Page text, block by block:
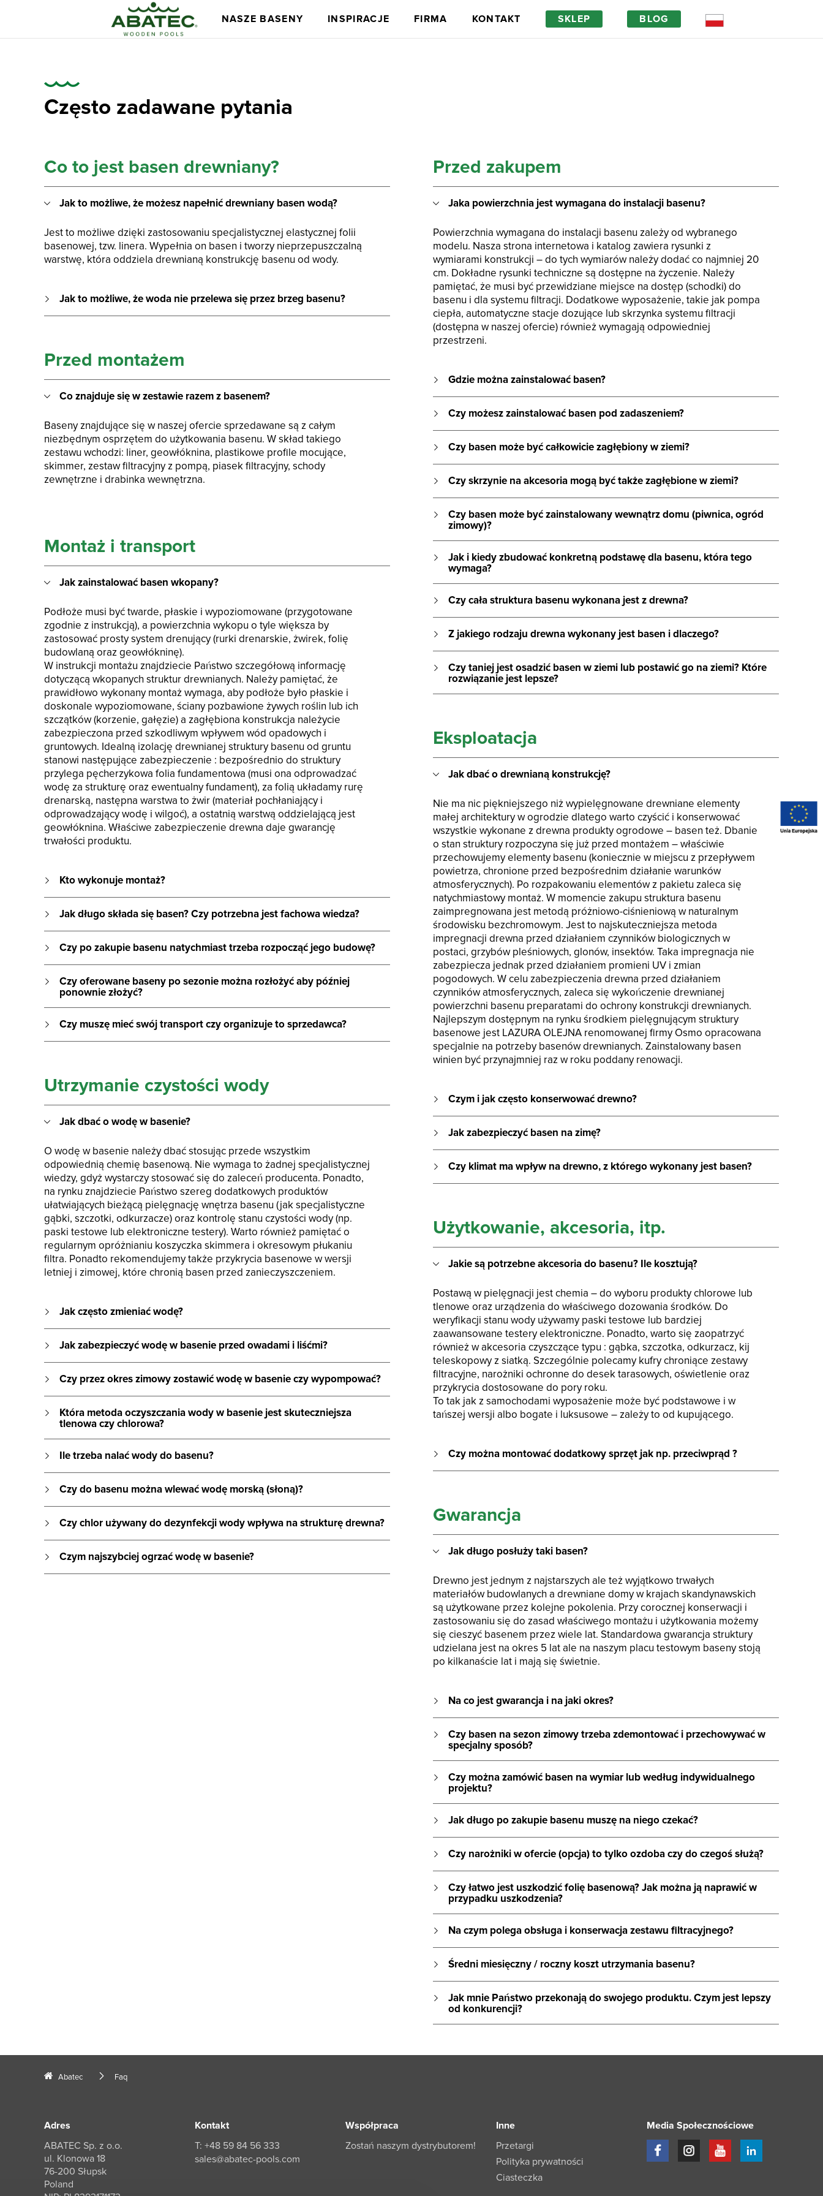
NASZE BASENY INSPIRACJE FIRMA KONTAKT SKLEP BLOG
Często zadawane pytania
Co to jest basen drewniany?
Jak to możliwe, że możesz napełnić drewniany basen wodą?
Jest to możliwe dzięki zastosowaniu specjalistycznej elastycznej folii
basenowej, tzw. linera. Wypełnia on basen i tworzy nieprzepuszczalną
warstwę, która oddziela drewnianą konstrukcję basenu od wody.
Jak to możliwe, że woda nie przelewa się przez brzeg basenu?
Przed montażem
Co znajduje się w zestawie razem z basenem?
Baseny znajdujące się w naszej ofercie sprzedawane są z całym
niezbędnym osprzętem do użytkowania basenu. W skład takiego
zestawu wchodzi: liner, geowłóknina, plastikowe profile mocujące,
skimmer, zestaw filtracyjny z pompą, piasek filtracyjny, schody
zewnętrzne i drabinka wewnętrzna.
Montaż i transport
Jak zainstalować basen wkopany?
Podłoże musi być twarde, płaskie i wypoziomowane (przygotowane
zgodnie z instrukcją), a powierzchnia wykopu o tyle większa by
zastosować prosty system drenujący (rurki drenarskie, żwirek, folię
budowlaną oraz geowłókninę).
W instrukcji montażu znajdziecie Państwo szczegółową informację
dotyczącą wkopanych struktur drewnianych. Należy pamiętać, że
prawidłowo wykonany montaż wymaga, aby podłoże było płaskie i
doskonale wypoziomowane, ściany pozbawione żywych roślin lub ich
szczątków (korzenie, gałęzie) a zagłębiona konstrukcja należycie
zabezpieczona przed szkodliwym wpływem wód opadowych i
gruntowych. Idealną izolację drewnianej struktury basenu od gruntu
stanowi następujące zabezpieczenie : bezpośrednio do struktury
przylega pęcherzykowa folia fundamentowa (musi ona odprowadzać
wodę za strukturę oraz ewentualny fundament), za folią układamy rurę
drenarską, następna warstwa to żwir (materiał pochłaniający i
odprowadzający wodę i wilgoć), a ostatnią warstwą oddzielającą jest
geowłóknina. Właściwe zabezpieczenie drewna daje gwarancję
trwałości produktu.
Kto wykonuje montaż?
Jak długo składa się basen? Czy potrzebna jest fachowa wiedza?
Czy po zakupie basenu natychmiast trzeba rozpocząć jego budowę?
Czy oferowane baseny po sezonie można rozłożyć aby później
ponownie złożyć?
Czy muszę mieć swój transport czy organizuje to sprzedawca?
Utrzymanie czystości wody
Jak dbać o wodę w basenie?
O wodę w basenie należy dbać stosując przede wszystkim
odpowiednią chemię basenową. Nie wymaga to żadnej specjalistycznej
wiedzy, gdyż wystarczy stosować się do zaleceń producenta. Ponadto,
na rynku znajdziecie Państwo szereg dodatkowych produktów
ułatwiających bieżącą pielęgnację wnętrza basenu (jak specjalistyczne
gąbki, szczotki, odkurzacze) oraz kontrolę stanu czystości wody (np.
paski testowe lub elektroniczne testery). Warto również pamiętać o
regularnym opróżnianiu koszyczka skimmera i okresowym płukaniu
filtra. Ponadto rekomendujemy także przykrycia basenowe w wersji
letniej i zimowej, które chronią basen przed zanieczyszczeniem.
Jak często zmieniać wodę?
Jak zabezpieczyć wodę w basenie przed owadami i liśćmi?
Czy przez okres zimowy zostawić wodę w basenie czy wypompować?
Która metoda oczyszczania wody w basenie jest skuteczniejsza
tlenowa czy chlorowa?
Ile trzeba nalać wody do basenu?
Czy do basenu można wlewać wodę morską (słoną)?
Czy chlor używany do dezynfekcji wody wpływa na strukturę drewna?
Czym najszybciej ogrzać wodę w basenie?
Przed zakupem
Jaka powierzchnia jest wymagana do instalacji basenu?
Powierzchnia wymagana do instalacji basenu zależy od wybranego
modelu. Nasza strona internetowa i katalog zawiera rysunki z
wymiarami konstrukcji – do tych wymiarów należy dodać co najmniej 20
cm. Dokładne rysunki techniczne są dostępne na życzenie. Należy
pamiętać, że musi być przewidziane miejsce na dostęp (schodki) do
basenu i dla systemu filtracji. Dodatkowe wyposażenie, takie jak pompa
ciepła, automatyczne stacje dozujące lub skrzynka systemu filtracji
(dostępna w naszej ofercie) również wymagają odpowiedniej
przestrzeni.
Gdzie można zainstalować basen?
Czy możesz zainstalować basen pod zadaszeniem?
Czy basen może być całkowicie zagłębiony w ziemi?
Czy skrzynie na akcesoria mogą być także zagłębione w ziemi?
Czy basen może być zainstalowany wewnątrz domu (piwnica, ogród
zimowy)?
Jak i kiedy zbudować konkretną podstawę dla basenu, która tego
wymaga?
Czy cała struktura basenu wykonana jest z drewna?
Z jakiego rodzaju drewna wykonany jest basen i dlaczego?
Czy taniej jest osadzić basen w ziemi lub postawić go na ziemi? Które
rozwiązanie jest lepsze?
Eksploatacja
Jak dbać o drewnianą konstrukcję?
Nie ma nic piękniejszego niż wypielęgnowane drewniane elementy
małej architektury w ogrodzie dlatego warto czyścić i konserwować
wszystkie wykonane z drewna produkty ogrodowe – basen też. Dbanie
o stan struktury rozpoczyna się już przed montażem – właściwie
przechowujemy elementy basenu (koniecznie w miejscu z przepływem
powietrza, chronione przed bezpośrednim działanie warunków
atmosferycznych). Po rozpakowaniu elementów z pakietu zaleca się
natychmiastowy montaż. W momencie zakupu struktura basenu
zaimpregnowana jest metodą próżniowo-ciśnieniową w naturalnym
środowisku bezchromowym. Jest to najskuteczniejsza metoda
impregnacji drewna przed działaniem czynników biologicznych w
postaci, grzybów pleśniowych, glonów, insektów. Taka impregnacja nie
zabezpiecza jednak przed działaniem promieni UV i zmian
pogodowych. W celu zabezpieczenia drewna przed działaniem
czynników atmosferycznych, zaleca się wykończenie drewnianej
powierzchni basenu preparatami do ochrony konstrukcji drewnianych.
Najlepszym dostępnym na rynku środkiem pielęgnującym struktury
basenowe jest LAZURA OLEJNA renomowanej firmy Osmo opracowana
specjalnie na potrzeby basenów drewnianych. Zainstalowany basen
winien być przynajmniej raz w roku poddany renowacji.
Czym i jak często konserwować drewno?
Jak zabezpieczyć basen na zimę?
Czy klimat ma wpływ na drewno, z którego wykonany jest basen?
Użytkowanie, akcesoria, itp.
Jakie są potrzebne akcesoria do basenu? Ile kosztują?
Postawą w pielęgnacji jest chemia – do wyboru produkty chlorowe lub
tlenowe oraz urządzenia do właściwego dozowania środków. Do
weryfikacji stanu wody używamy paski testowe lub bardziej
zaawansowane testery elektroniczne. Ponadto, warto się zaopatrzyć
również w akcesoria czyszczące typu : gąbka, szczotka, odkurzacz, kij
teleskopowy z siatką. Szczególnie polecamy kufry chroniące zestawy
filtracyjne, narożniki ochronne do desek tarasowych, oświetlenie oraz
przykrycia dostosowane do pory roku.
To tak jak z samochodami wyposażenie może być podstawowe i w
tańszej wersji albo bogate i luksusowe – zależy to od kupującego.
Czy można montować dodatkowy sprzęt jak np. przeciwprąd ?
Gwarancja
Jak długo posłuży taki basen?
Drewno jest jednym z najstarszych ale też wyjątkowo trwałych
materiałów budowlanych a drewniane domy w krajach skandynawskich
są użytkowane przez kolejne pokolenia. Przy corocznej konserwacji i
zastosowaniu się do zasad właściwego montażu i użytkowania możemy
się cieszyć basenem przez wiele lat. Standardowa gwarancja struktury
udzielana jest na okres 5 lat ale na naszym placu testowym baseny stoją
po kilkanaście lat i mają się świetnie.
Na co jest gwarancja i na jaki okres?
Czy basen na sezon zimowy trzeba zdemontować i przechowywać w
specjalny sposób?
Czy można zamówić basen na wymiar lub według indywidualnego
projektu?
Jak długo po zakupie basenu muszę na niego czekać?
Czy narożniki w ofercie (opcja) to tylko ozdoba czy do czegoś służą?
Czy łatwo jest uszkodzić folię basenową? Jak można ją naprawić w
przypadku uszkodzenia?
Na czym polega obsługa i konserwacja zestawu filtracyjnego?
Średni miesięczny / roczny koszt utrzymania basenu?
Jak mnie Państwo przekonają do swojego produktu. Czym jest lepszy
od konkurencji?
Abatec Faq
Adres
ABATEC Sp. z o.o.
ul. Klonowa 18
76-200 Słupsk
Poland
Kontakt
T: +48 59 84 56 333
sales@abatec-pools.com
Współpraca
Zostań naszym dystrybutorem!
Inne
Przetargi
Polityka prywatności
Ciasteczka
Media Społecznościowe